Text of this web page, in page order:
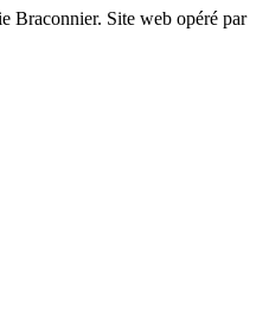
Braconnier. Site web opéré par